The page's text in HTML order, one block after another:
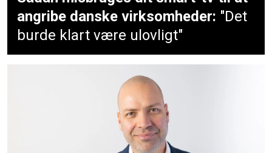
angribe danske virksomheder: "Det
burde klart være ulovligt"